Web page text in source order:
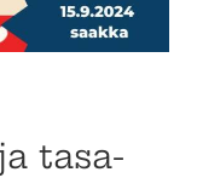
tasa-